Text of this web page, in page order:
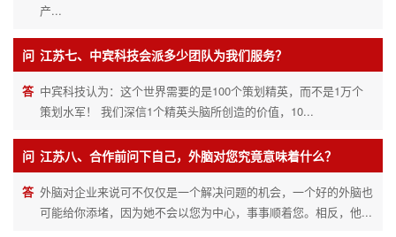
产...
问 江苏七、中宾科技会派多少团队为我们服务？
答 中宾科技认为：这个世界需要的是100个策划精英，而不是1万个
策划水军！ 我们深信1个精英头脑所创造的价值，10...
问 江苏八、合作前问下自己，外脑对您究竟意味着什么？
答 外脑对企业来说可不仅仅是一个解决问题的机会，一个好的外脑也
可能给你添堵，因为她不会以您为中心，事事顺着您。相反，他...